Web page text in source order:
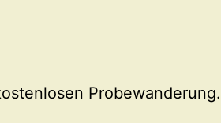
Probewanderung.